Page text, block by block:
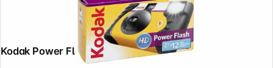
Kodak Power Flash 27+12